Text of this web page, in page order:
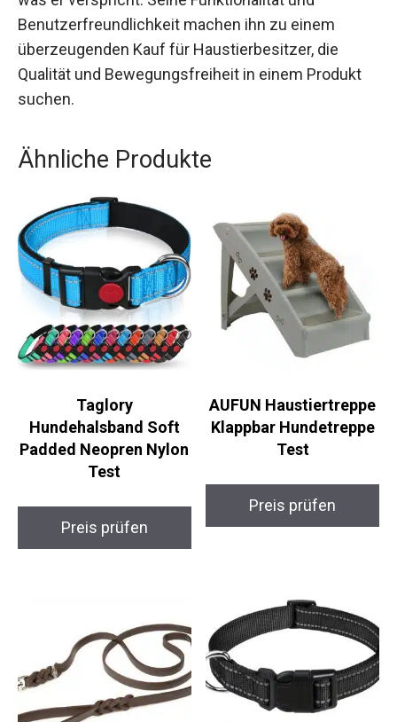
Benutzerfreundlichkeit machen ihn zu einem
überzeugenden Kauf für Haustierbesitzer, die
Qualität und Bewegungsfreiheit in einem Produkt
suchen.
Ähnliche Produkte
Taglory
Hundehalsband Soft
Padded Neopren Nylon
Test
Preis prüfen
AUFUN Haustiertreppe
Klappbar Hundetreppe
Test
Preis prüfen